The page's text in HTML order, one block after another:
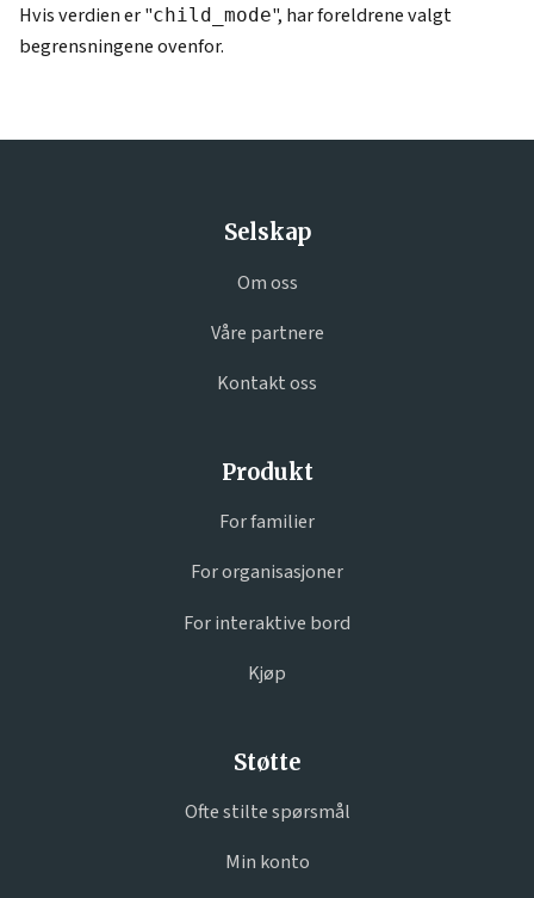
Hvis verdien er "child_mode", har foreldrene valgt
begrensningene ovenfor.
Selskap
Om oss
Våre partnere
Kontakt oss
Produkt
For familier
For organisasjoner
For interaktive bord
Kjøp
Støtte
Ofte stilte spørsmål
Min konto